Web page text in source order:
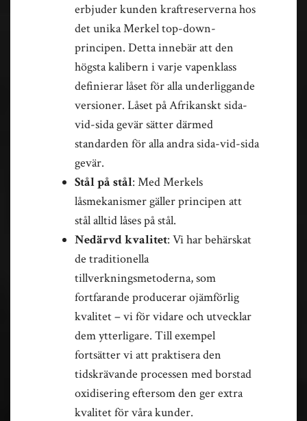
erbjuder kunden kraftreserverna hos
det unika Merkel top-down-
principen. Detta innebär att den
högsta kalibern i varje vapenklass
definierar låset för alla underliggande
versioner. Låset på Afrikanskt sida-
vid-sida gevär sätter därmed
standarden för alla andra sida-vid-sida
gevär.
Stål på stål: Med Merkels
låsmekanismer gäller principen att
stål alltid låses på stål.
Nedärvd kvalitet: Vi har behärskat
de traditionella
tillverkningsmetoderna, som
fortfarande producerar ojämförlig
kvalitet – vi för vidare och utvecklar
dem ytterligare. Till exempel
fortsätter vi att praktisera den
tidskrävande processen med borstad
oxidisering eftersom den ger extra
kvalitet för våra kunder.